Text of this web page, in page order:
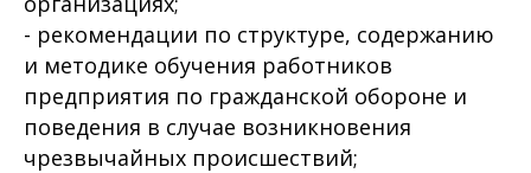
- рекомендации по структуре, содержанию
и методике обучения работников
предприятия по гражданской обороне и
поведения в случае возникновения
чрезвычайных происшествий;